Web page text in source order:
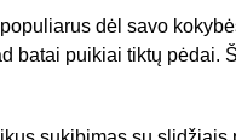
dėl savo
batai puikiai tiktų pėdai.